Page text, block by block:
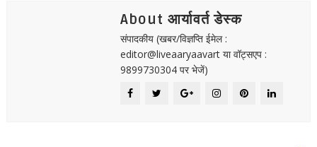
About आर्यावर्त डेस्क
संपादकीय (खबर/विज्ञप्ति ईमेल :
editor@liveaaryaavart या वॉट्सएप :
9899730304 पर भेजें)